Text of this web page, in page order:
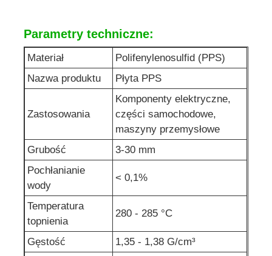
Parametry techniczne:
Materiał
Polifenylenosulfid (PPS)
Nazwa produktu
Płyta PPS
Zastosowania
Komponenty elektryczne,
części samochodowe,
maszyny przemysłowe
Grubość
3-30 mm
Pochłanianie
wody
< 0,1%
Temperatura
topnienia
280 - 285 °C
Gęstość 1,35 - 1,38 G/cm³